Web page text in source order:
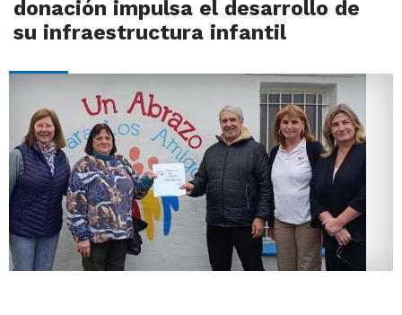
donación impulsa el desarrollo de
su infraestructura infantil